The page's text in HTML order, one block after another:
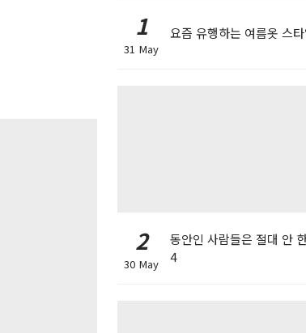
1
31 May
요즘 유행하는 여름옷 스
2
30 May
동안인 사람들은 절대 안
4